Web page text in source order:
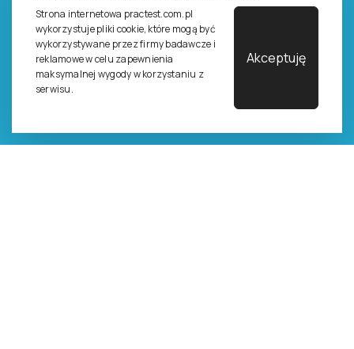
Strona internetowa practest.com.pl
wykorzystuje pliki cookie, które mogą być
wykorzystywane przez firmy badawcze i
reklamowe w celu zapewnienia
maksymalnej wygody w korzystaniu z
serwisu.
Akceptuję
Zasady sprzedaży e-testów
Cennik i katalog
Zasady zapisów na szkolenia
Dla studentów i doktorantów